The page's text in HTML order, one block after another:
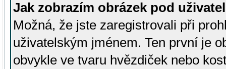
Jak zobrazím obrázek pod
Možná, že jste zaregistrovali při
uživatelským jménem. Ten první je
obvykle ve tvaru hvězdiček nebo